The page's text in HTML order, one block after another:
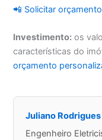
📲 Solicitar
Investimento: os
características do
orçamento
Juliano Rodrigues
Engenheiro